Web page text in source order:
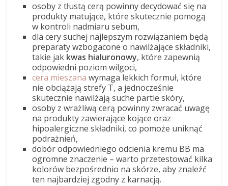
osoby z tłustą cerą powinny decydować się na
produkty matujące, które skutecznie pomogą
w kontroli nadmiaru sebum,
dla cery suchej najlepszym rozwiązaniem będą
preparaty wzbogacone o nawilżające składniki,
takie jak kwas hialuronowy, które zapewnią
odpowiedni poziom wilgoci,
cera mieszana wymaga lekkich formuł, które
nie obciążają strefy T, a jednocześnie
skutecznie nawilżają suche partie skóry,
osoby z wrażliwą cerą powinny zwracać uwagę
na produkty zawierające kojące oraz
hipoalergiczne składniki, co pomoże uniknąć
podrażnień,
dobór odpowiedniego odcienia kremu BB ma
ogromne znaczenie – warto przetestować kilka
kolorów bezpośrednio na skórze, aby znaleźć
ten najbardziej zgodny z karnacją.